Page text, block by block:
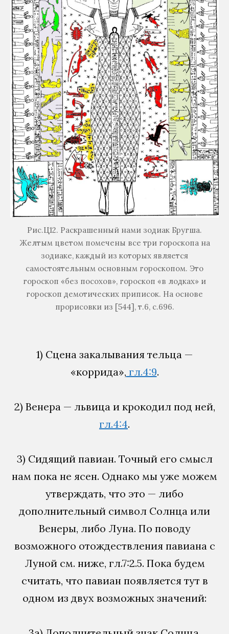
Рис.Ц12. Раскрашенный нами зодиак Бругша.
Желтым цветом помечены все три гороскопа на
зодиаке, каждый из которых является
самостоятельным основным гороскопом. Это
гороскоп «без посохов», гороскоп «в лодках» и
гороскоп демотических приписок. На основе
прорисовки из [544], т.6, с.696.
1) Сцена закалывания тельца —
«коррида», гл.4:9.
2) Венера — львица и крокодил под ней,
гл.4:4.
3) Сидящий павиан. Точный его смысл
нам пока не ясен. Однако мы уже можем
утверждать, что это — либо
дополнительный символ Солнца или
Венеры, либо Луна. По поводу
возможного отождествления павиана с
Луной см. ниже, гл.7:2.5. Пока будем
считать, что павиан появляется тут в
одном из двух возможных значений: